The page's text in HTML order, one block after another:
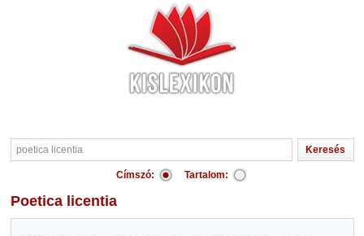
Címszó: Tartalom:
poetica licentia